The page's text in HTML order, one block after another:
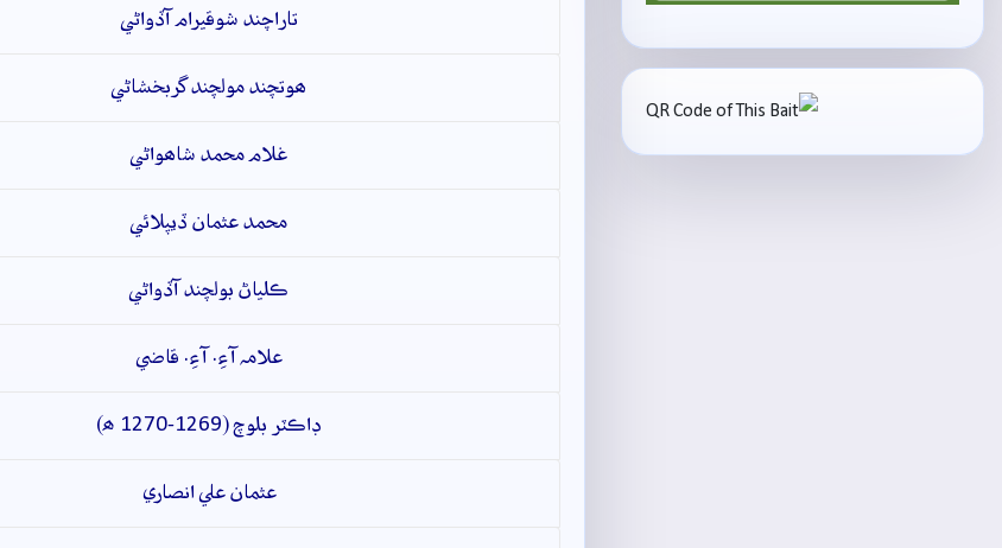
تاراچند شوقيرام آڏواڻي
ھوتچند مولچند گربخشاڻي
غلام محمد شاھواڻي
محمد عثمان ڏيپلائي
ڪلياڻ بولچند آڏواڻي
علامہ آءِ. آءِ. قاضي
ڊاڪٽر بلوچ (1269-1270 ھ)
عثمان علي انصاري